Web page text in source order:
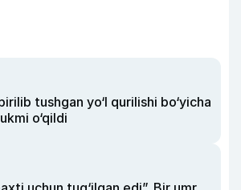
tushgan yo‘l qurilishi bo‘yicha
o‘qildi